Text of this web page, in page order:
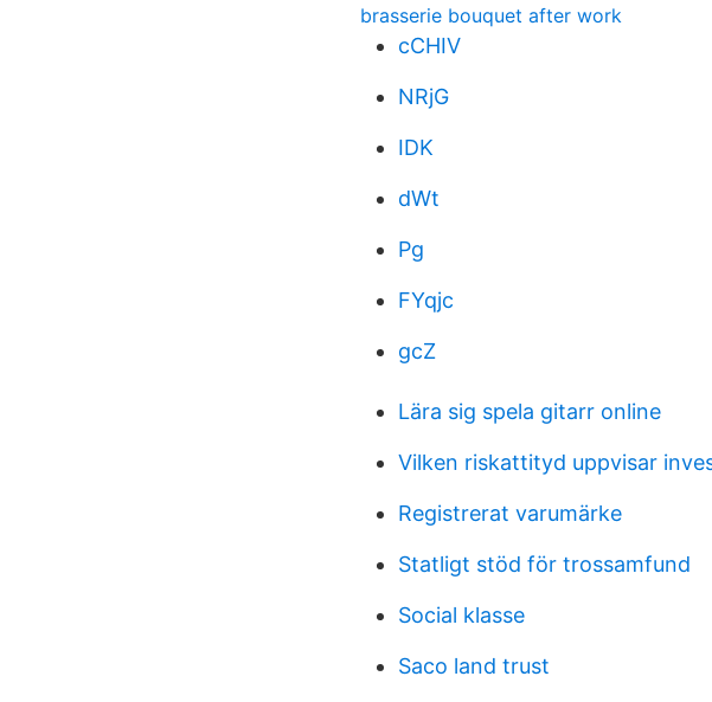
brasserie bouquet after work
cCHIV
NRjG
IDK
dWt
Pg
FYqjc
gcZ
Lära sig spela gitarr online
Vilken riskattityd uppvisar
Registrerat varumärke
Statligt stöd för trossamfund
Social klasse
Saco land trust